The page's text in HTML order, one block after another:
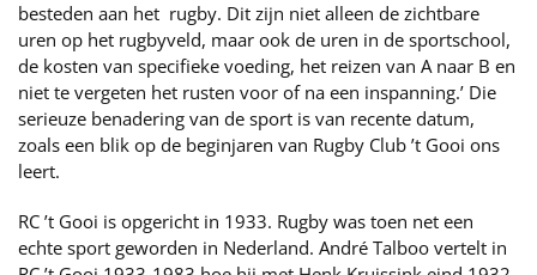
besteden aan het rugby. Dit zijn niet alleen de zichtbare
uren op het rugbyveld, maar ook de uren in de sportschool,
de kosten van specifieke voeding, het reizen van A naar B en
niet te vergeten het rusten voor of na een inspanning.’ Die
serieuze benadering van de sport is van recente datum,
zoals een blik op de beginjaren van Rugby Club ’t Gooi ons
leert.
RC ’t Gooi is opgericht in 1933. Rugby was toen net een
echte sport geworden in Nederland. André Talboo vertelt in